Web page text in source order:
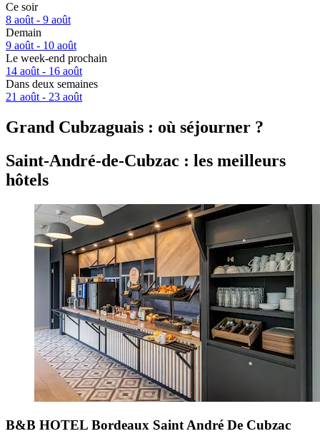
Ce soir
8 août - 9 août
Demain
9 août - 10 août
Le week-end prochain
14 août - 16 août
Dans deux semaines
21 août - 23 août
Grand Cubzaguais : où séjourner ?
Saint-André-de-Cubzac : les meilleurs
hôtels
B&B HOTEL Bordeaux Saint André De Cubzac